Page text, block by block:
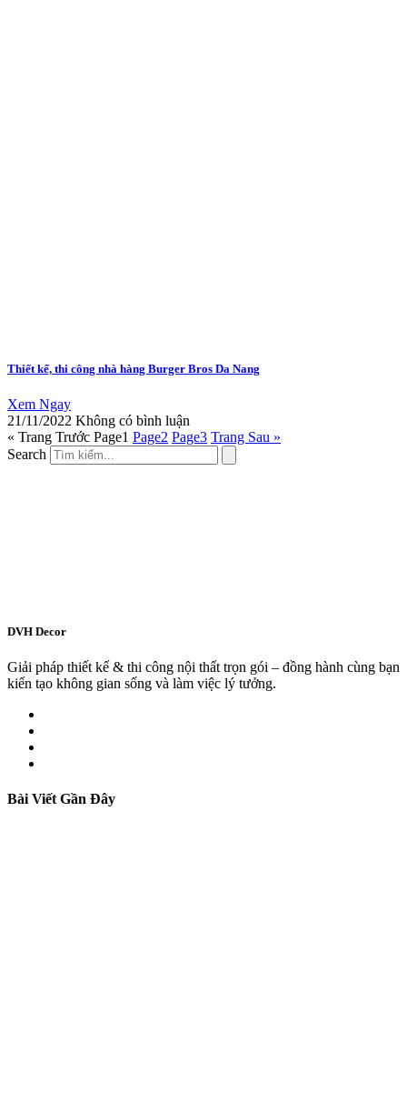
Thiết kế, thi công nhà hàng Burger Bros Da Nang
Xem Ngay
21/11/2022 Không có bình luận
« Trang Trước Page1 Page2 Page3 Trang Sau »
Search
DVH Decor
Giải pháp thiết kế & thi công nội thất trọn gói – đồng hành cùng bạn
kiến tạo không gian sống và làm việc lý tưởng.
Bài Viết Gần Đây